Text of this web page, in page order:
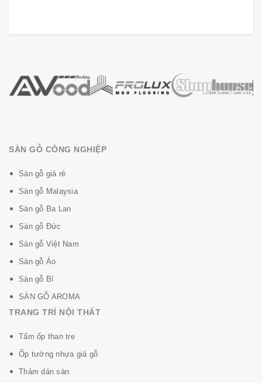
SÀN GỖ CÔNG NGHIỆP
Sàn gỗ giá rẻ
Sàn gỗ Malaysia
Sàn gỗ Ba Lan
Sàn gỗ Đức
Sàn gỗ Việt Nam
Sàn gỗ Áo
Sàn gỗ Bỉ
SÀN GỖ AROMA
TRANG TRÍ NỘI THẤT
Tấm ốp than tre
Ốp tường nhựa giả gỗ
Thảm dán sàn